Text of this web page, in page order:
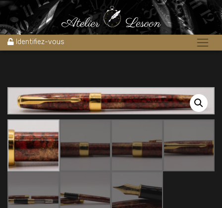
Identifiez-vous
Accueil Boutique Stylos » Stylos plume
Stylo plume Prototype
PARKER SONNET LAQUE Neuf 1990’s